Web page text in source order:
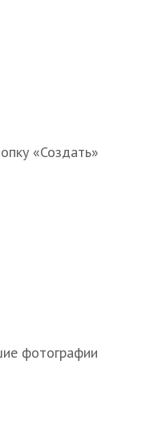
«Создать»
фотографии